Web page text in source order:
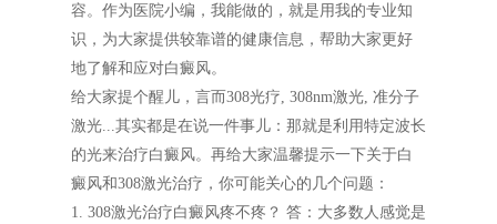
容。作为医院小编，我能做的，就是用我的专业知
识，为大家提供较靠谱的健康信息，帮助大家更好
地了解和应对白癜风。
给大家提个醒儿，言而308光疗, 308nm激光, 准分子
激光...其实都是在说一件事儿：那就是利用特定波长
的光来治疗白癜风。再给大家温馨提示一下关于白
癜风和308激光治疗，你可能关心的几个问题：
1. 308激光治疗白癜风疼不疼？ 答：大多数人感觉是